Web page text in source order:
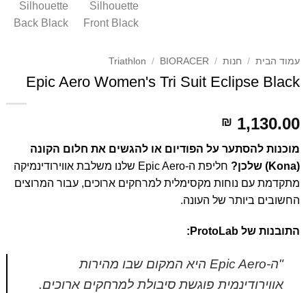
עמוד הבית / חנות /
BIORACER
/
Triathlon
Epic Aero Women's Tri Suit Eclipse Black
₪ 1,130.00
מוכנות להסתער על הפודיום או להגשים את חלום הקונה
(Kona) שלכן?
חליפת ה-Epic Aero שלנו משלבת אווירודינמיקה
מתקדמת עם נוחות מקסימלית למרחקים ארוכים, עבור המרוצים
החשובים ביותר של העונה.
התובנות של ProtoLab:
"ה-Epic Aero היא המקום שבו מהירות
אווירודינמית פוגשת סיבולת למרחקים ארוכים.